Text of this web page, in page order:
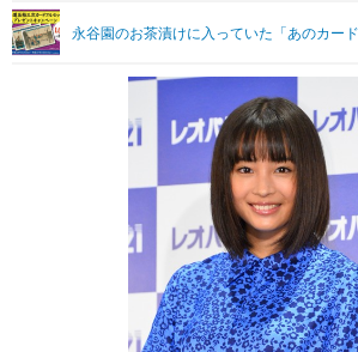
ショッピング
永谷園のお茶漬けに入っていた「あのカー